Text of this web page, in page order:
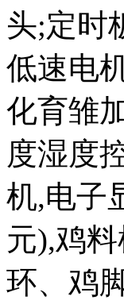
头;定时
低速电
化育雏
度湿度
机,电子
元),鸡
环、鸡